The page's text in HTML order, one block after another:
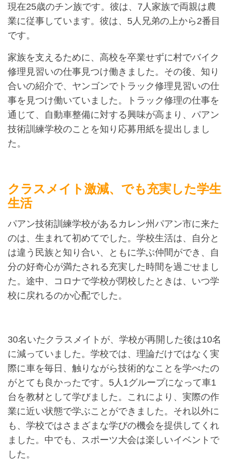
現在25歳のチン族です。彼は、7人家族で両親は農
業に従事しています。彼は、5人兄弟の上から2番目
です。
家族を支えるために、高校を卒業せずに村でバイク
修理見習いの仕事見つけ働きました。その後、知り
合いの紹介で、ヤンゴンでトラック修理見習いの仕
事を見つけ働いていました。トラック修理の仕事を
通じて、自動車整備に対する興味が高まり、パアン
技術訓練学校のことを知り応募用紙を提出しまし
た。
クラスメイト激減、でも充実した学生
生活
パアン技術訓練学校があるカレン州パアン市に来た
のは、生まれて初めてでした。学校生活は、自分と
は違う民族と知り合い、ともに学ぶ仲間ができ、自
分の好奇心が満たされる充実した時間を過ごせまし
た。途中、コロナで学校が閉校したときは、いつ学
校に戻れるのか心配でした。
30名いたクラスメイトが、学校が再開した後は10名
に減っていました。学校では、理論だけではなく実
際に車を毎日、触りながら技術的なことを学べたの
がとても良かったです。5人1グループになって車1
台を教材として学びました。これにより、実際の作
業に近い状態で学ぶことができました。それ以外に
も、学校ではさまざまな学びの機会を提供してくれ
ました。中でも、スポーツ大会は楽しいイベントで
した。